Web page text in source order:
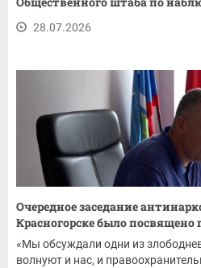
28.07.2026
Очередное заседание
Красногорске было посвящено
«Мы обсуждали одни из
волнуют и нас, и